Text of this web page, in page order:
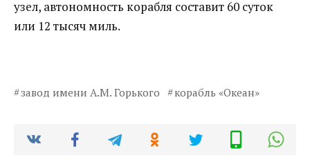
узел, автономность корабля составит 60 суток
или 12 тысяч миль.
завод имени А.М. Горького корабль «Океан»